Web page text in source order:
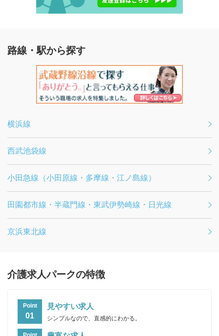
路線・駅から探す
横浜線
西武池袋線
小田急線（小田原線・多摩線・江ノ島線）
田園都市線・半蔵門線・東武伊勢崎線・日光線
京浜東北線
介護求人パークの特徴
Point
01
見やすい求人
シンプルなので、直感的にわかる。